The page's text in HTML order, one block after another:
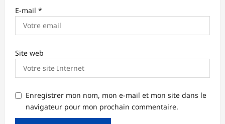
E-mail *
Site web
Enregistrer mon nom, mon e-mail et mon site dans le
navigateur pour mon prochain commentaire.